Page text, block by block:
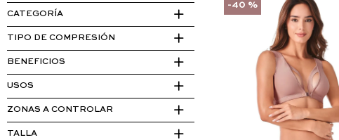
CATEGORÍA
TIPO DE COMPRESIÓN
BENEFICIOS
USOS
Uso diario y ocasiones especiales,Postparto
ZONAS A CONTROLAR
TALLA
-40 %